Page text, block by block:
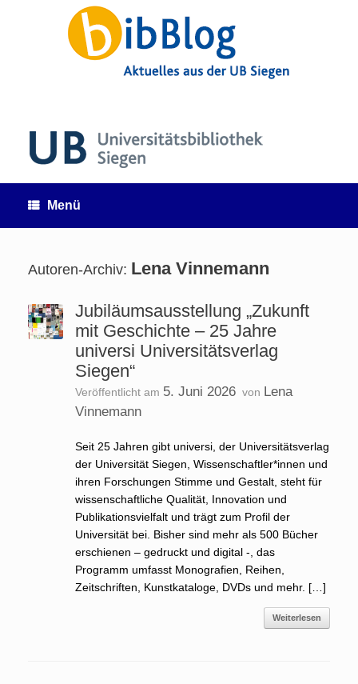
Menü
Autoren-Archiv: Lena Vinnemann
Jubiläumsausstellung „Zukunft
mit Geschichte – 25 Jahre
universi Universitätsverlag
Siegen“
Veröffentlicht am 5. Juni 2026 von Lena
Vinnemann
Seit 25 Jahren gibt universi, der Universitätsverlag
der Universität Siegen, Wissenschaftler*innen und
ihren Forschungen Stimme und Gestalt, steht für
wissenschaftliche Qualität, Innovation und
Publikationsvielfalt und trägt zum Profil der
Universität bei. Bisher sind mehr als 500 Bücher
erschienen – gedruckt und digital -, das
Programm umfasst Monografien, Reihen,
Zeitschriften, Kunstkataloge, DVDs und mehr. […]
Weiterlesen